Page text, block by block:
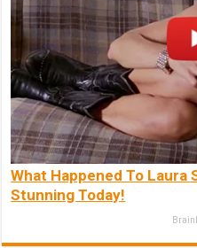
What Happened To Laura
Stunning Today!